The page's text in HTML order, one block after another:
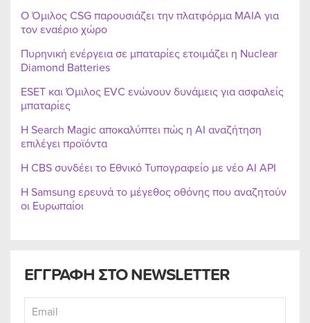
ΕΓΓΡΑΦΗ ΣΤΟ NEWSLETTER
Ο Όμιλος CSG παρουσιάζει την πλατφόρμα MAIA για
τον εναέριο χώρο
Πυρηνική ενέργεια σε μπαταρίες ετοιμάζει η Nuclear
Diamond Batteries
ESET και Όμιλος EVC ενώνουν δυνάμεις για ασφαλείς
μπαταρίες
Η Search Magic αποκαλύπτει πώς η AI αναζήτηση
επιλέγει προϊόντα
Η CBS συνδέει το Εθνικό Τυπογραφείο με νέο AI API
Η Samsung ερευνά το μέγεθος οθόνης που αναζητούν
οι Ευρωπαίοι